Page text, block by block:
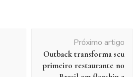
Próximo artigo
Outback transforma seu
primeiro restaurante no